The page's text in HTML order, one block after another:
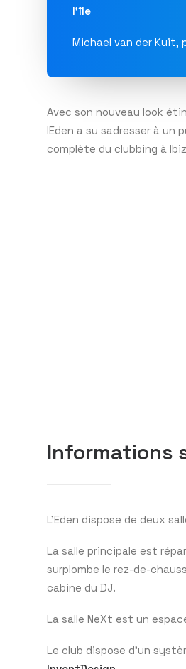
l’île
Michael van der Kuit,
Avec son nouveau look
lEden a su sadresser à
complète du clubbing à
Informations
L’Eden dispose de deux
La salle principale est
surplombe le rez-de-
cabine du DJ.
La salle NeXt est un
Le club dispose d’un